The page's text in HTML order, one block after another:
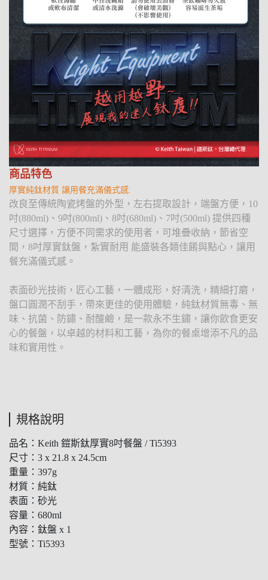
商品特色
厚實純鈦材質 讓用餐充滿儀式感:
改良至傳統陶瓷烤盤的外型，左右提取設計，端盤方便，10
吋(880ml)、9吋(800ml)、8吋(680ml)、7吋(500ml) 提供四種
尺寸選擇，方便不同需求的使用者，可堆疊收納，節省空
間，8吋厚實鈦盤，紮實耐用 能盛裝各類佳餚與點心，讓用
餐充滿儀式感。
表面砂光技術，匠心工藝，一體成形，好清洗，精細打磨，
盤口圓潤不刮手，帶來更佳的使用體驗，純鈦材質無毒、無
味、抗菌、防鏽、耐酸鹼，是一款永不生鏽，讓你飲食更安
心的餐盤，以卓越的材料和工藝，為你的餐桌增添不凡的品
味和實用性。
規格說明
品名：Keith 鎧斯鈦厚實8吋餐盤 / Ti5393
尺寸：3 x 21.8 x 24.5cm
重量：397g
材質：純鈦
表面：砂光
容量：680ml
內容：鈦盤 x 1
型號：Ti5393